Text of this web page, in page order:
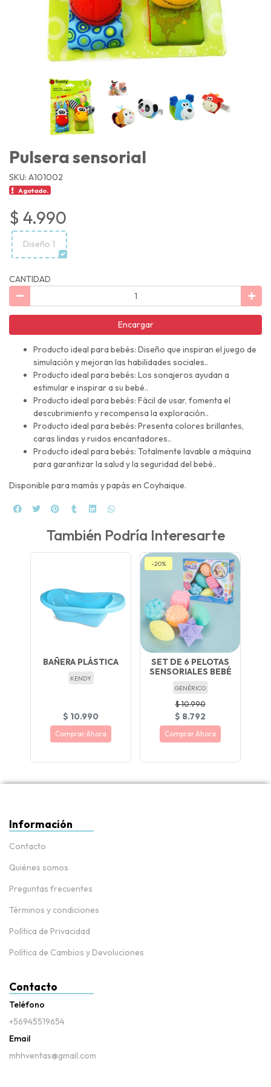
Pulsera sensorial
SKU: A101002
Agotado.
$ 4.990
Diseño 1
CANTIDAD
Encargar
Producto ideal para bebés: Diseño que inspiran el juego de
simulación y mejoran las habilidades sociales..
Producto ideal para bebés: Los sonajeros ayudan a
estimular e inspirar a su bebé..
Producto ideal para bebés: Fácil de usar, fomenta el
descubrimiento y recompensa la exploración..
Producto ideal para bebés: Presenta colores brillantes,
caras lindas y ruidos encantadores..
Producto ideal para bebés: Totalmente lavable a máquina
para garantizar la salud y la seguridad del bebé..
Disponible para mamás y papás en Coyhaique.
También Podría Interesarte
BAÑERA PLÁSTICA
KENDY
$ 10.990
Comprar Ahora
-20%
SET DE 6 PELOTAS
SENSORIALES BEBÉ
GENÉRICO
$ 10.990
$ 8.792
Comprar Ahora
Información
Contacto
Quiénes somos
Preguntas frecuentes
Términos y condiciones
Política de Privacidad
Política de Cambios y Devoluciones
Contacto
Teléfono
+56945519654
Email
mhhventas@gmail.com